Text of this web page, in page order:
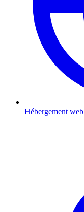
Hébergement web